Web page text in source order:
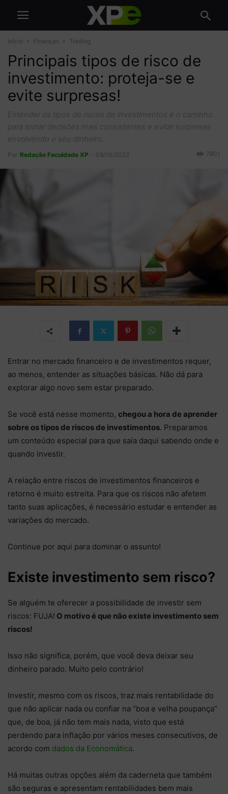
Início Finanças Trading
Principais tipos de risco de
investimento: proteja-se e
evite surpresas!
Entender os tipos de riscos de investimentos é o caminho
para tomar decisões mais consistentes e evitar surpresas
envolvendo o seu dinheiro.
Por Redação Faculdade XP 09/10/2022 7801
Entrar no mercado financeiro e de investimentos requer,
ao menos, entender as situações básicas. Não dá para
explorar algo novo sem estar preparado.
Se você está nesse momento, chegou a hora de aprender
sobre os tipos de riscos de investimentos. Preparamos
um conteúdo especial para que saia daqui sabendo onde e
quando investir.
A relação entre riscos de investimentos financeiros e
retorno é muito estreita. Para que os riscos não afetem
tanto suas aplicações, é necessário estudar e entender as
variações do mercado.
Continue por aqui para dominar o assunto!
Existe investimento sem risco?
Se alguém te oferecer a possibilidade de investir sem
riscos: FUJA! O motivo é que não existe investimento sem
riscos!
Isso não significa, porém, que você deva deixar seu
dinheiro parado. Muito pelo contrário!
Investir, mesmo com os riscos, traz mais rentabilidade do
que não aplicar nada ou confiar na “boa e velha poupança”
que, de boa, já não tem mais nada, visto que está
perdendo para inflação por vários meses consecutivos, de
acordo com dados da Economática.
Há muitas outras opções além da caderneta que também
são seguras e apresentam rentabilidades bem mais